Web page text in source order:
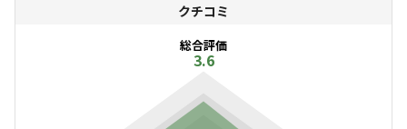
クチコミ
総合評価
3.6